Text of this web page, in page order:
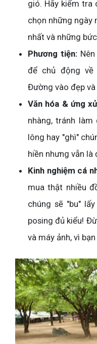
gió. Hãy kiểm
chọn những ngày
nhất và những
Phương tiện:
để chủ động về
Đường vào đẹp và
Văn hóa & ứng
nhàng, tránh làm
lông hay "ghì"
hiền nhưng vẫn là
Kinh nghiệm cá
mua thật nhiều
chúng sẽ "bu"
posing đủ kiểu!
và máy ảnh, vì